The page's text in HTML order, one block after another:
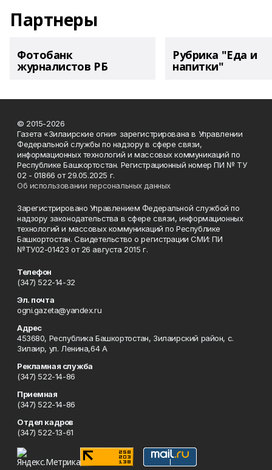
Партнеры
Фотобанк
журналистов РБ
Рубрика "Еда и
напитки"
© 2015-2026
Газета «Зилаирские огни» зарегистрирована в Управлении
Федеральной службы по надзору в сфере связи,
информационных технологий и массовых коммуникаций по
Республике Башкортостан. Регистрационный номер ПИ № ТУ
02 - 01866 от 29.05.2025 г.
Об использовании персональных данных
Зарегистрировано Управлением Федеральной службой по
надзору законодательства в сфере связи, информационных
технологий и массовых коммуникаций по Республике
Башкортостан. Свидетельство о регистрации СМИ: ПИ
№ТУ02-01423 от 26 августа 2015 г.
Телефон
(347) 522-14-32
Эл. почта
ogni.gazeta@yandex.ru
Адрес
453680, Республика Башкортостан, Зилаирский район, с.
Зилаир, ул. Ленина,64 А
Рекламная служба
(347) 522-14-86
Приемная
(347) 522-14-86
Отдел кадров
(347) 522-13-61